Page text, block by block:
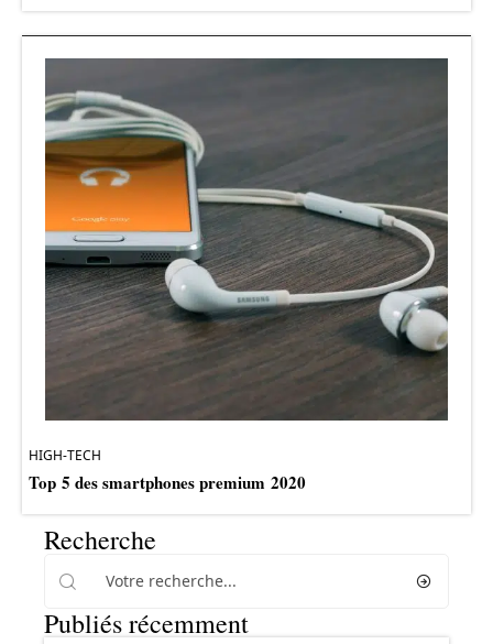
HIGH-TECH
Top 5 des smartphones premium 2020
Recherche
Publiés récemment